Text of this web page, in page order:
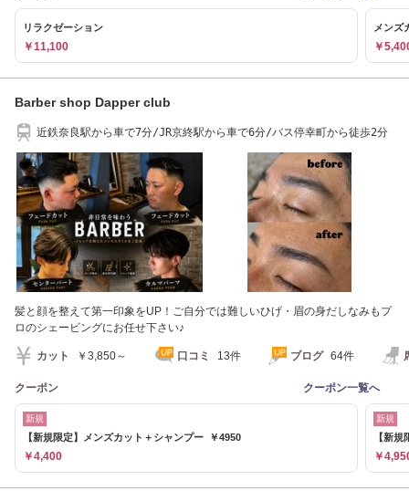
リラクゼーション
￥11,100
メンズ
￥
Barber shop Dapper club
近鉄奈良駅から車で7分/JR京終駅から車で6分/バス停幸町から徒歩2分
髪と顔を整えて第一印象をUP！ご自分では難しいひげ・眉の身だしなみもプ
ロのシェービングにお任せ下さい♪
カット ￥3,850～ 口コミ 13件 ブログ 64件
クーポン クーポン一覧へ
新規
【新規限定】メンズカット＋シャンプー ￥4950
￥4,400
新規
【新
￥